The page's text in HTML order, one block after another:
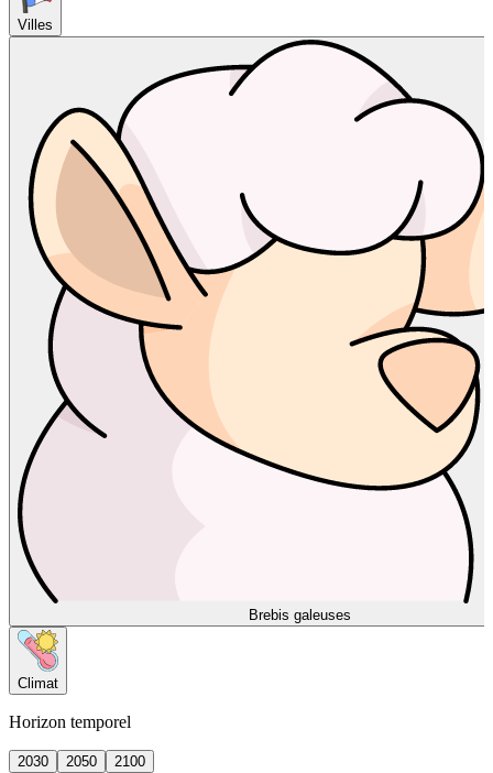
Villes
Brebis galeuses
Climat
Horizon temporel
2030 2050
2100